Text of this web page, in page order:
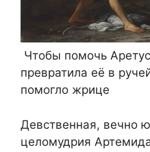
Чтобы помочь
превратила её в
помогло жрице
Девственная, вечно
целомудрия